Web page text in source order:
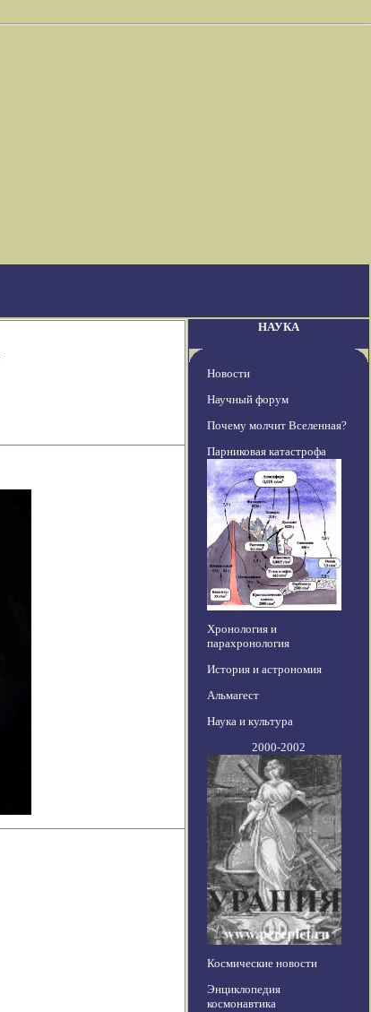
НАУКА
Новости
Научный форум
Почему молчит Вселенная?
Парниковая катастрофа
Хронология и
парахронология
История и астрономия
Альмагест
Наука и культура
2000-2002
Космические новости
Энциклопедия
космонавтика